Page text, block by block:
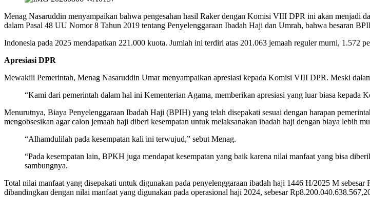
Menag Nasaruddin menyampaikan bahwa pengesahan hasil Raker dengan Komisi VIII DPR ini akan menjadi
dalam Pasal 48 UU Nomor 8 Tahun 2019 tentang Penyelenggaraan Ibadah Haji dan Umrah, bahwa besaran
Indonesia pada 2025 mendapatkan 221.000 kuota. Jumlah ini terdiri atas 201.063 jemaah reguler murni, 1.572
Apresiasi DPR
Mewakili Pemerintah, Menag Nasaruddin Umar menyampaikan apresiasi kepada Komisi VIII DPR. Meski
“Kami dari pemerintah dalam hal ini Kementerian Agama, memberikan apresiasi yang luar biasa kepada
Menurutnya, Biaya Penyelenggaraan Ibadah Haji (BPIH) yang telah disepakati sesuai dengan harapan
mengobsesikan agar calon jemaah haji diberi kesempatan untuk melaksanakan ibadah haji dengan biaya lebih
“Alhamdulilah pada kesempatan kali ini terwujud,” sebut Menag.
“Pada kesempatan lain, BPKH juga mendapat kesempatan yang baik karena nilai manfaat yang bisa
sambungnya.
Total nilai manfaat yang disepakati untuk digunakan pada penyelenggaraan ibadah haji 1446 H/2025 M
dibandingkan dengan nilai manfaat yang digunakan pada operasional haji 2024, sebesar